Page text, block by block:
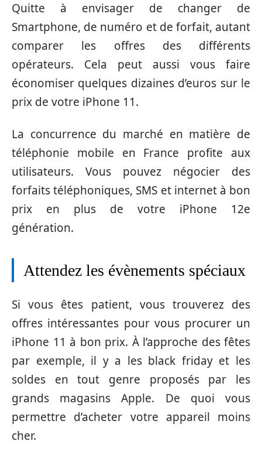
Quitte à envisager de changer de
Smartphone, de numéro et de forfait, autant
comparer les offres des différents
opérateurs. Cela peut aussi vous faire
économiser quelques dizaines d’euros sur le
prix de votre iPhone 11.
La concurrence du marché en matière de
téléphonie mobile en France profite aux
utilisateurs. Vous pouvez négocier des
forfaits téléphoniques, SMS et internet à bon
prix en plus de votre iPhone 12e
génération.
Attendez les évènements spéciaux
Si vous êtes patient, vous trouverez des
offres intéressantes pour vous procurer un
iPhone 11 à bon prix. À l’approche des fêtes
par exemple, il y a les black friday et les
soldes en tout genre proposés par les
grands magasins Apple. De quoi vous
permettre d’acheter votre appareil moins
cher.